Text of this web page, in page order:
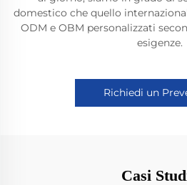
domestico che quello
ODM e OBM personalizzati
esigenze.
Richiedi un
Casi